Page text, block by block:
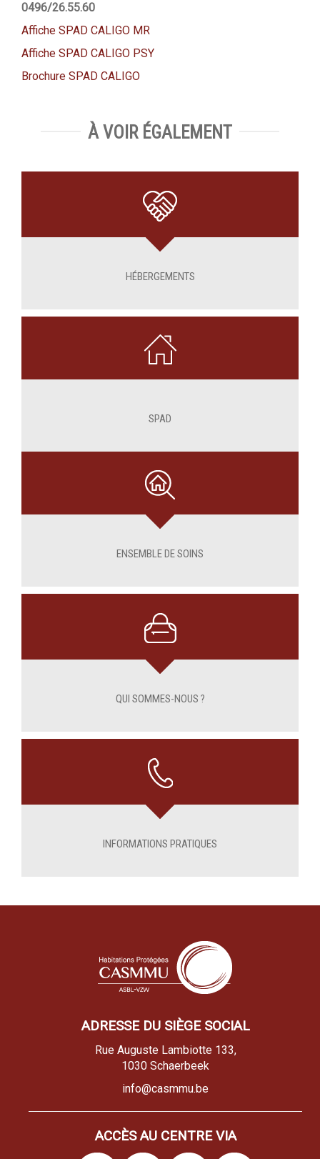
0496/26.55.60
Affiche SPAD CALIGO MR
Affiche SPAD CALIGO PSY
Brochure SPAD CALIGO
À VOIR ÉGALEMENT
HÉBERGEMENTS
SPAD
ENSEMBLE DE SOINS
QUI SOMMES-NOUS ?
INFORMATIONS PRATIQUES
ADRESSE DU SIÈGE SOCIAL
Rue Auguste Lambiotte 133,
1030 Schaerbeek
info@casmmu.be
ACCÈS AU CENTRE VIA